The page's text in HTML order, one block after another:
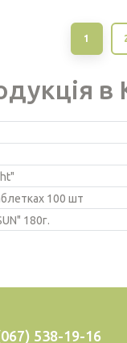
1
в
100 шт
180г.
538-19-16